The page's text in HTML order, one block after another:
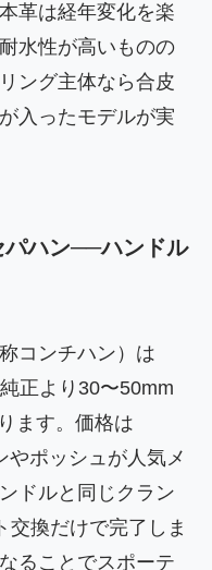
革は経年変化を楽
水性が高いものの
ング主体なら合皮
入ったモデルが実
パハン──ハンドル
コンチハン）は
正より30〜50mm
ます。価格は
やポッシュが人気メ
ドルと同じクラン
交換だけで完了しま
ることでスポーテ